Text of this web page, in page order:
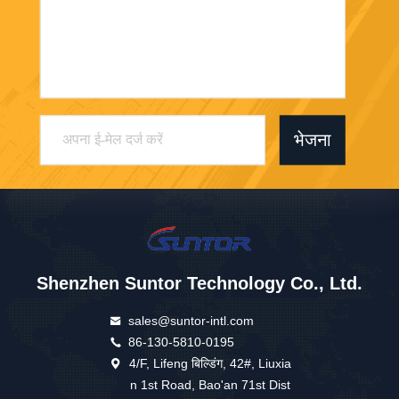
भेजना
Shenzhen Suntor Technology Co., Ltd.
sales@suntor-intl.com
86-130-5810-0195
4/F, Lifeng बिल्डिंग, 42#, Liuxia
n 1st Road, Bao'an 71st Dist